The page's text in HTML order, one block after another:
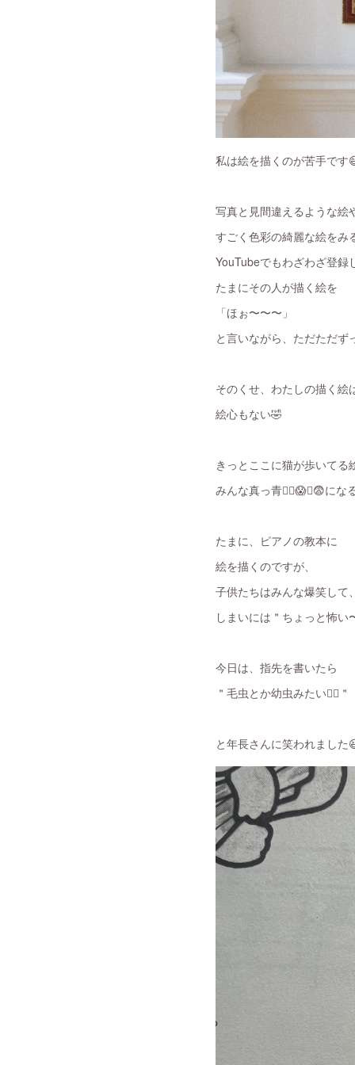
私は絵を描くのが苦手です
写真と見間違えるような絵
すごく色彩の綺麗な絵をみ
YouTubeでもわざわざ登録
たまにその人が描く絵を
「ほぉ〜〜〜」
と言いながら、ただただず
そのくせ、わたしの描く絵
絵心もない🤣
きっとここに猫が歩いてる
みんな真っ青😵‍💫😱🥶😨に
たまに、ピアノの教本に
絵を描くのですが、
子供たちはみんな爆笑して
しまいには＂ちょっと怖
今日は、指先を書いたら
＂毛虫とか幼虫みたい😵‍💫＂
と年長さんに笑われました